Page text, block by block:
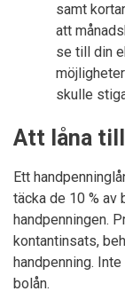
samt
att
se till din
skulle
Att låna
Ett
täcka de 10 %
handpenningen.
kontantinsats,
handpenning.
bolån.